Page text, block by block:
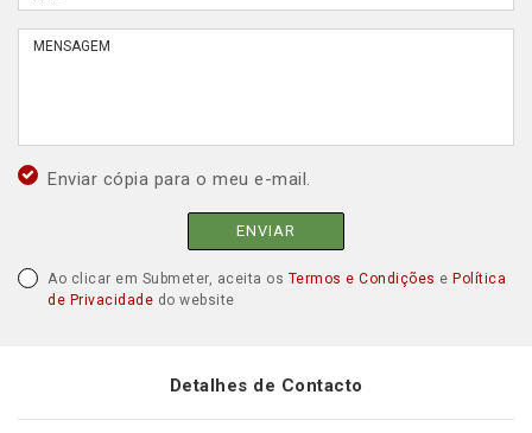
Enviar cópia para o meu e-mail.
ENVIAR
Ao clicar em Submeter, aceita os Termos e Condições e Política
de Privacidade do website
Detalhes de Contacto